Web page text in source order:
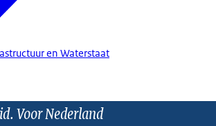
en Waterstaat
Voor Nederland